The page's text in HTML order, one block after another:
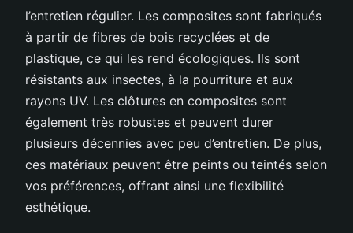
l’entretien régulier. Les composites sont fabriqués
à partir de fibres de bois recyclées et de
plastique, ce qui les rend écologiques. Ils sont
résistants aux insectes, à la pourriture et aux
rayons UV. Les clôtures en composites sont
également très robustes et peuvent durer
plusieurs décennies avec peu d’entretien. De plus,
ces matériaux peuvent être peints ou teintés selon
vos préférences, offrant ainsi une flexibilité
esthétique.